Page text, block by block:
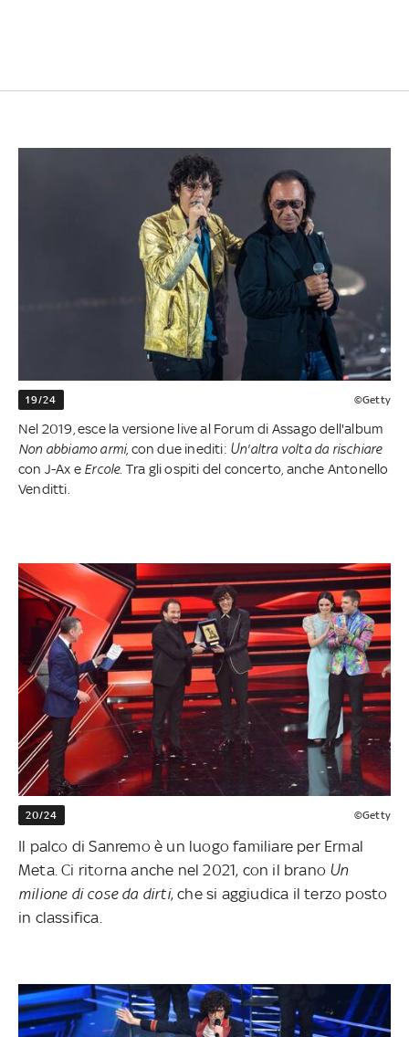
19/24 ©Getty
Nel 2019, esce la versione live al Forum di Assago dell'album
Non abbiamo armi, con due inediti: Un'altra volta da rischiare
con J-Ax e Ercole. Tra gli ospiti del concerto, anche Antonello
Venditti.
20/24 ©Getty
Il palco di Sanremo è un luogo familiare per Ermal
Meta. Ci ritorna anche nel 2021, con il brano Un
milione di cose da dirti, che si aggiudica il terzo posto
in classifica.